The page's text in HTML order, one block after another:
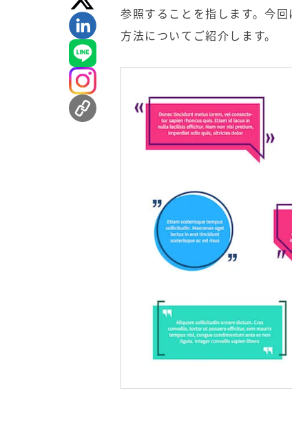
参照することを指します。今
方法についてご紹介します。